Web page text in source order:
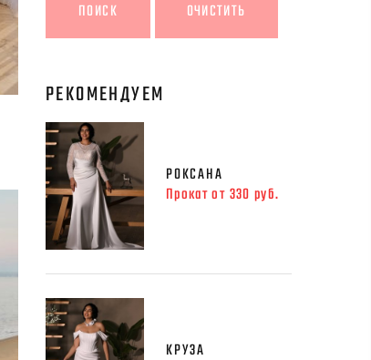
РЕКОМЕНДУЕМ
РОКСАНА
Прокат от 330 руб.
КРУЗА